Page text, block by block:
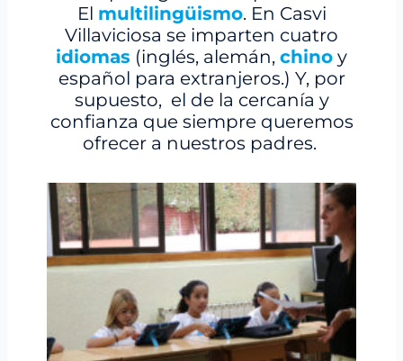
El multilingüismo. En Casvi
Villaviciosa se imparten cuatro
idiomas (inglés, alemán, chino y
español para extranjeros.) Y, por
supuesto, el de la cercanía y
confianza que siempre queremos
ofrecer a nuestros padres.